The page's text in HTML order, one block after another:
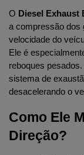
O Diesel Exhaust
a compressão dos
velocidade do
Ele é
reboques
sistema de
desacelerando o
Como Ele
Direção?